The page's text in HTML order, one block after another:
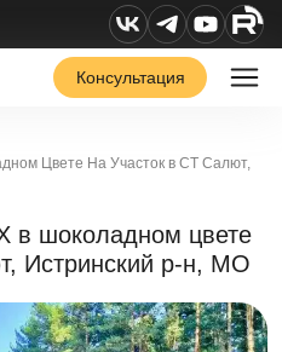
Консультация
Цвете На Участок в СТ Салют,
в шоколадном цвете
Истринский р-н, МО